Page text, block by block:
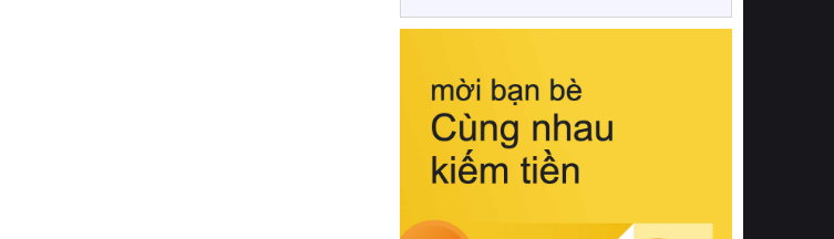
này, bạn sẽ cảm nhận rõ rệt sự khác
hồi chuẩn xác của phần đệm nâng đỡ
cột sống.
Bên cạnh đó, việc lựa chọn các dòng
sản phẩm đạt chuẩn chất lượng quốc
tế còn giúp ngăn ngừa tình trạng kích
khuẩn và nấm mốc trong điều kiện